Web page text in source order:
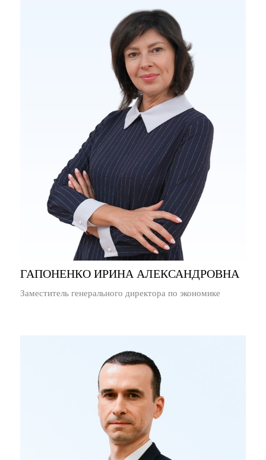
ГАПОНЕНКО ИРИНА АЛЕКСАНДРОВНА
Заместитель генерального директора по экономике